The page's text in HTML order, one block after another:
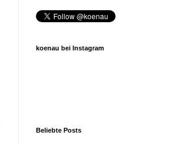
koenau bei Instagram
Beliebte Posts